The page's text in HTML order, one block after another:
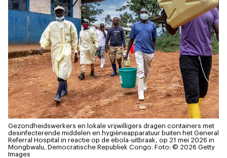
Gezondheidswerkers en lokale vrijwilligers dragen containers met
desinfecterende middelen en hygiëneapparatuur buiten het General
Referral Hospital in reactie op de ebola-uitbraak, op 21 mei 2026 in
Mongbwalu, Democratische Republiek Congo. Foto: © 2026 Getty
Images